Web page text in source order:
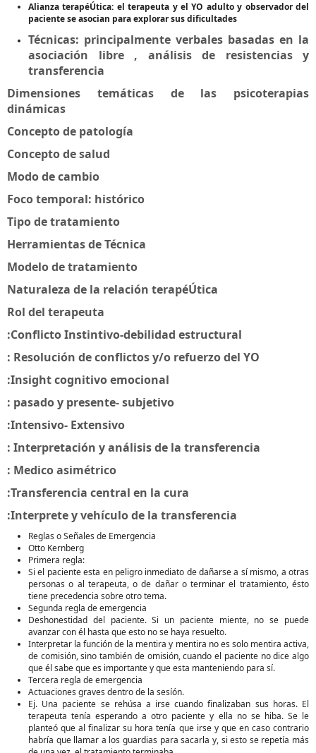
Alianza terapéÚtica: el terapeuta y el YO adulto y observador del
paciente se asocian para explorar sus dificultades
Técnicas: principalmente verbales basadas en la
asociación libre , análisis de resistencias y
transferencia
Dimensiones temáticas de las psicoterapias
dinámicas
Concepto de patología
Concepto de salud
Modo de cambio
Foco temporal: histórico
Tipo de tratamiento
Herramientas de Técnica
Modelo de tratamiento
Naturaleza de la relación terapéÚtica
Rol del terapeuta
:Conflicto Instintivo-debilidad estructural
: Resolución de conflictos y/o refuerzo del YO
:Insight cognitivo emocional
: pasado y presente- subjetivo
:Intensivo- Extensivo
: Interpretación y análisis de la transferencia
: Medico asimétrico
:Transferencia central en la cura
:Interprete y vehículo de la transferencia
Reglas o Señales de Emergencia
Otto Kernberg
Primera regla:
Si el paciente esta en peligro inmediato de dañarse a sí mismo, a otras
personas o al terapeuta, o de dañar o terminar el tratamiento, ésto
tiene precedencia sobre otro tema.
Segunda regla de emergencia
Deshonestidad del paciente. Si un paciente miente, no se puede
avanzar con él hasta que esto no se haya resuelto.
Interpretar la función de la mentira y mentira no es solo mentira activa,
de comisión, sino también de omisión, cuando el paciente no dice algo
que él sabe que es importante y que esta manteniendo para sí.
Tercera regla de emergencia
Actuaciones graves dentro de la sesíón.
Ej. Una paciente se rehúsa a irse cuando finalizaban sus horas. El
terapeuta tenía esperando a otro paciente y ella no se hiba. Se le
planteó que al finalizar su hora tenía que irse y que en caso contrario
habría que llamar a los guardias para sacarla y, si esto se repetía más